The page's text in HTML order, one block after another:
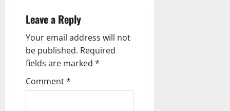
v
i
g
a
t
Leave a Reply
Your email address will not
be published. Required
fields are marked *
Comment*